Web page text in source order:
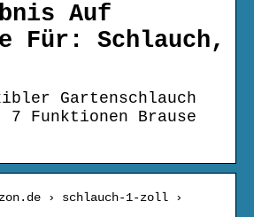
Auf
Für: Schlauch,
Gartenschlauch
7 Funktionen Brause
› schlauch-1-zoll ›